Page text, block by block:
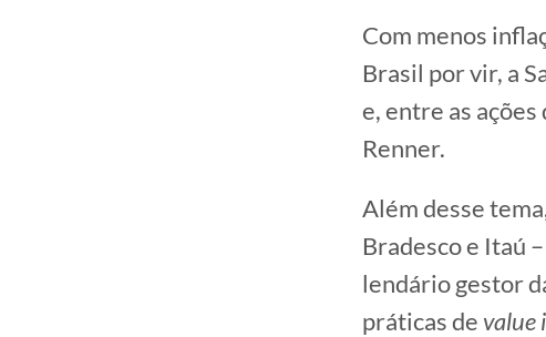
Com menos
Brasil por vir, a
e, entre as
Renner.
Além desse
Bradesco e Itaú
lendário gestor
práticas de value